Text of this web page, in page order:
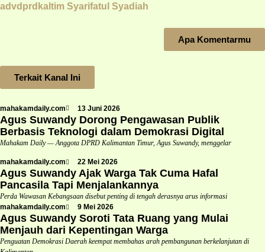
advdprdkaltim Syarifatul Syadiah
Apa Komentarmu
Terkait Kanal Ini
mahakamdaily.com 13 Juni 2026
Agus Suwandy Dorong Pengawasan Publik
Berbasis Teknologi dalam Demokrasi Digital
Mahakam Daily — Anggota DPRD Kalimantan Timur, Agus Suwandy, menggelar
mahakamdaily.com 22 Mei 2026
Agus Suwandy Ajak Warga Tak Cuma Hafal
Pancasila Tapi Menjalankannya
Perda Wawasan Kebangsaan disebut penting di tengah derasnya arus informasi
mahakamdaily.com
9 Mei 2026
Agus Suwandy Soroti Tata Ruang yang Mulai
Menjauh dari Kepentingan Warga
Penguatan Demokrasi Daerah keempat membahas arah pembangunan berkelanjutan di